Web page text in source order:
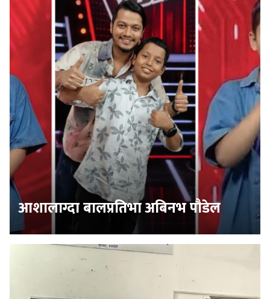
आशालाग्दा बालप्रतिभा अबिनभ पौडेल